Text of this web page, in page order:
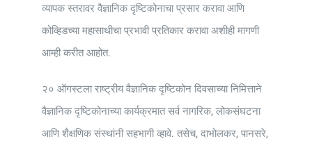
व्यापक स्तरावर वैज्ञानिक दृष्टिकोनाचा प्रसार करावा आणि
कोव्हिडच्या महासाथीचा प्रभावी प्रतिकार करावा अशीही मागणी
आम्ही करीत आहोत.
२० ऑगस्टला राष्ट्रीय वैज्ञानिक दृष्टिकोन दिवसाच्या निमित्ताने
वैज्ञानिक दृष्टिकोनाच्या कार्यक्रमात सर्व नागरिक, लोकसंघटना
आणि शैक्षणिक संस्थांनी सहभागी व्हावे. तसेच, दाभोलकर, पानसरे,